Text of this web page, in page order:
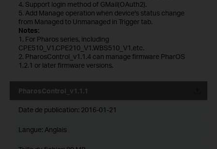
4. Support login method of GMail(OAuth2).
5. Add Manage operation when device's status change
from Managed to Unmanaged in Trigger tab.
Notes:
1. For Pharos series, including
CPE510_V1,CPE210_V1,WBS510_V1,etc.
2. PharosControl_v1.1.4 can manage firmware PharOS
1.2.1 or later firmware versions.
PharosControl_v1.1.1
Date de publication: 2016-01-21
Langue: Anglais